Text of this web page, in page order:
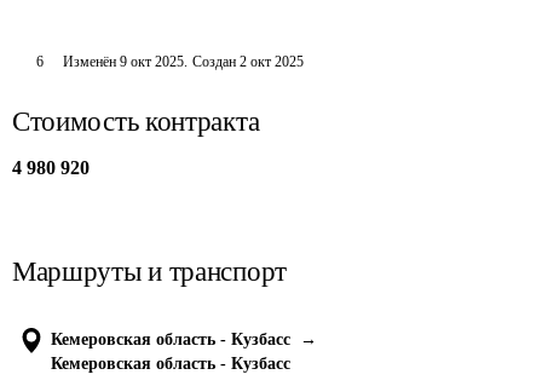
6 Изменён 9 окт 2025. Создан 2 окт 2025
Стоимость контракта
4 980 920
Маршруты и транспорт
Кемеровская область - Кузбасс
→
Кемеровская область - Кузбасс